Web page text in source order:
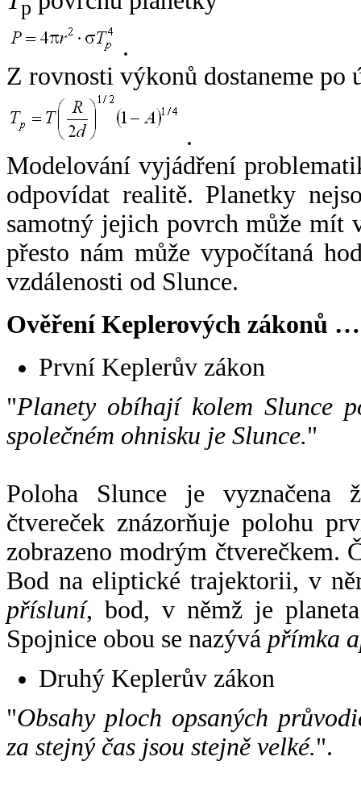
p
.
Z rovnosti výkonů dostaneme po
.
Modelování vyjádření
odpovídat realitě. Planetky
samotný jejich povrch může mít
přesto nám může vypočítaná
vzdálenosti od Slunce.
Ověření Keplerových zákonů …
První Keplerův zákon
"Planety obíhají kolem Slunce
společném ohnisku je Slunce."
Poloha Slunce je vyznačena
čtvereček znázorňuje polohu
zobrazeno modrým čtverečkem.
Bod na eliptické trajektorii, v
přísluní, bod, v němž je
Spojnice obou se nazývá přímka
Druhý Keplerův zákon
"Obsahy ploch opsaných
za stejný čas jsou stejně velké.".